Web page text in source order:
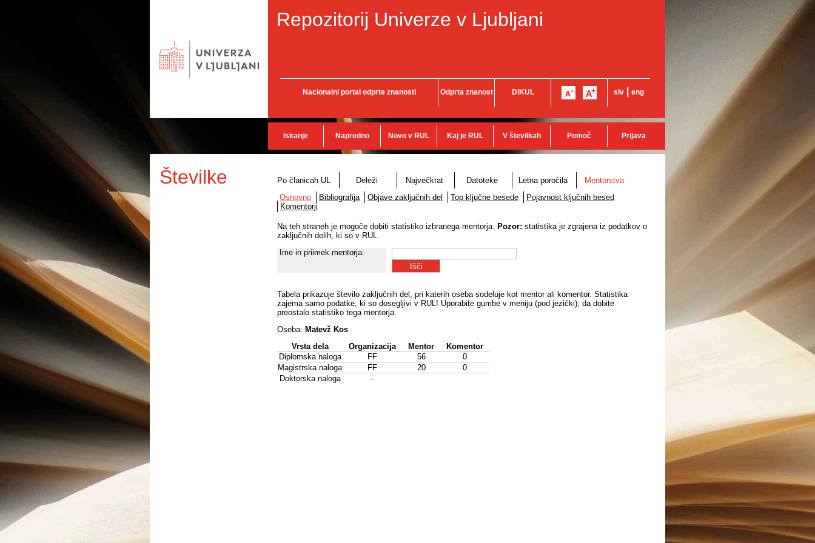
Repozitorij Univerze v Ljubljani
Nacionalni portal odprte znanosti Odprta znanost DiKUL slv eng
Iskanje Napredno Novo v RUL Kaj je RUL V številkah Pomoč Prijava
Številke Po članicah UL Deleži Največkrat Datoteke Letna poročila
Mentorstva
Osnovno
Bibliografija Objave zaključnih del Top ključne besede
Pojavnost ključnih besed
Komentorji
Na teh straneh je mogoče dobiti statistiko izbranega mentorja. Pozor: statistika je zgrajena iz podatkov o
zaključnih delih, ki so v RUL.
Ime in priimek mentorja:
Tabela prikazuje število zaključnih del, pri katerih oseba sodeluje kot mentor ali komentor. Statistika
zajema samo podatke, ki so dosegljivi v RUL! Uporabite gumbe v meniju (pod jezički), da dobite
preostalo statistiko tega mentorja.
Oseba: Matevž Kos
Vrsta dela
Organizacija Mentor
Komentor
Diplomska naloga
FF 56
0
Magistrska naloga
FF 20
0
Doktorska naloga
-